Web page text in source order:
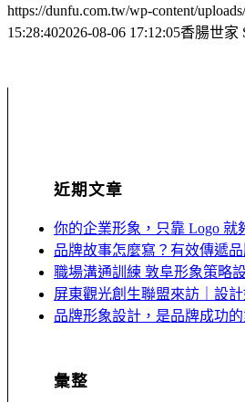
https://dunfu.com.tw/wp-content/
15:28:402026-08-06 17:12:05香腸世家
近期文章
你的企業形象，只靠 Logo 就
品牌故事怎麼寫？有效傳遞
職場溝通訓練 敦阜形象策略
屏東觀光創生聯盟來訪｜設
品牌形象設計，是品牌成功
彙整